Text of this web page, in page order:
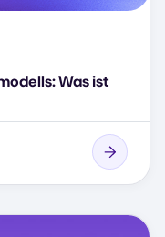
Was ist